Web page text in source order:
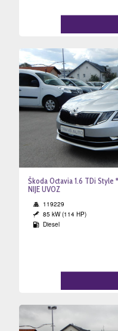
Škoda Octavia 1.6 TDi Style
NIJE UVOZ
119229
85 kW (114 HP)
Diesel